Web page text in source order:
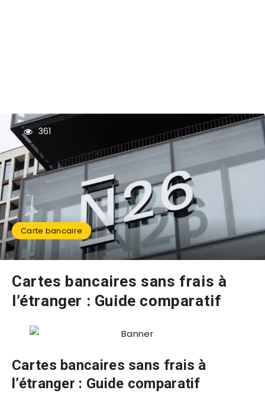
361
Carte bancaire
Cartes bancaires sans frais à
l’étranger : Guide comparatif
Cartes bancaires sans frais à
l’étranger : Guide comparatif